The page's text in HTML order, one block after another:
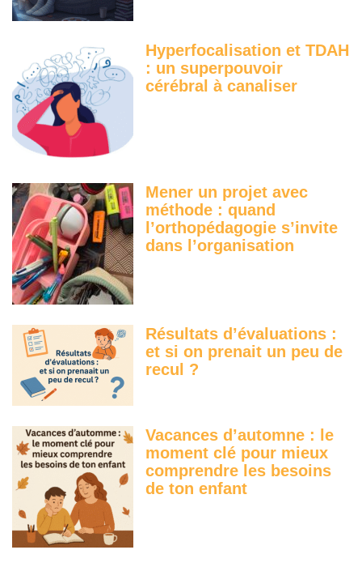
Hyperfocalisation et TDAH
: un superpouvoir
cérébral à canaliser
Mener un projet avec
méthode : quand
l’orthopédagogie s’invite
dans l’organisation
Résultats d’évaluations :
et si on prenait un peu de
recul ?
Vacances d’automne : le
moment clé pour mieux
comprendre les besoins
de ton enfant